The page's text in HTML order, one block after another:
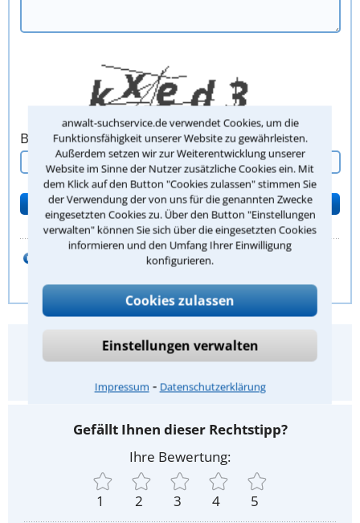
anwalt-suchservice.de verwendet Cookies, um die
Funktionsfähigkeit unserer Website zu gewährleisten.
Außerdem setzen wir zur Weiterentwicklung unserer
Website im Sinne der Nutzer zusätzliche Cookies ein. Mit
dem Klick auf den Button "Cookies zulassen" stimmen Sie
der Verwendung der von uns für die genannten Zwecke
eingesetzten Cookies zu. Über den Button "Einstellungen
verwalten" können Sie sich über die eingesetzten Cookies
informieren und den Umfang Ihrer Einwilligung
konfigurieren.
Cookies zulassen
Einstellungen verwalten
Impressum ⁃ Datenschutzerklärung
Bitte Sicherheitscode eingeben.
zum Kanzleiprofil von
Rechtsanwalt Martin Heinzelmann
Hat Ihnen dieser Rechtstipp geholfen?
Gefällt Ihnen dieser Rechtstipp?
Ihre Bewertung:
1 2 3 4 5